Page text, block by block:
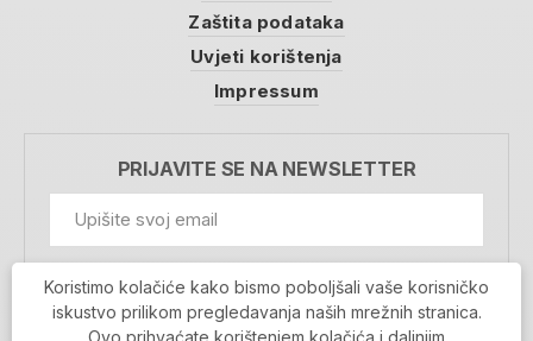
Zaštita podataka
Uvjeti korištenja
Impressum
PRIJAVITE SE NA NEWSLETTER
Prihvaćam da se moji podaci spremaju u bazu
podataka i koriste u svrhu slanja MojaRijeka
Koristimo kolačiće kako bismo poboljšali vaše korisničko
iskustvo prilikom pregledavanja naših mrežnih stranica.
Ovo prihvaćate korištenjem kolačića i daljnjim